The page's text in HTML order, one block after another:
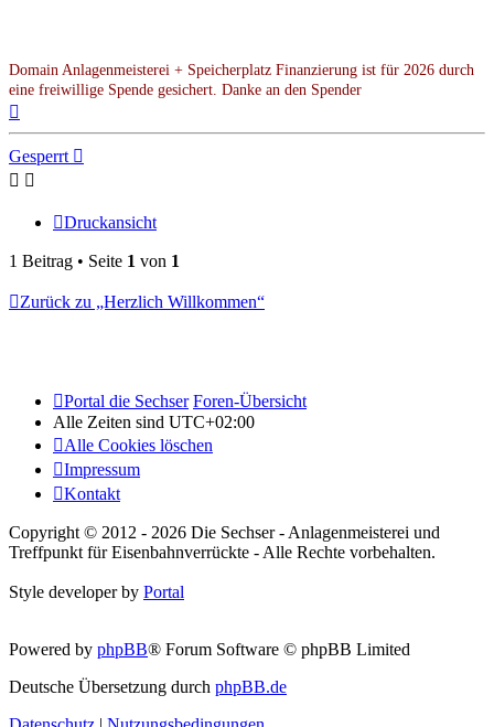
Domain Anlagenmeisterei + Speicherplatz Finanzierung ist für 2026 durch
eine freiwillige Spende gesichert. Danke an den Spender
Gesperrt
Druckansicht
1 Beitrag • Seite 1 von 1
Zurück zu „Herzlich Willkommen“
Portal die Sechser Foren-Übersicht
Alle Zeiten sind UTC+02:00
Alle Cookies löschen
Impressum
Kontakt
Copyright © 2012 - 2026 Die Sechser - Anlagenmeisterei und
Treffpunkt für Eisenbahnverrückte - Alle Rechte vorbehalten.
Style developer by Portal
Powered by phpBB® Forum Software © phpBB Limited
Deutsche Übersetzung durch phpBB.de